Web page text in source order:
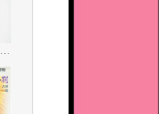
【天阙鉴宝】圣修：能抗能打面面俱到